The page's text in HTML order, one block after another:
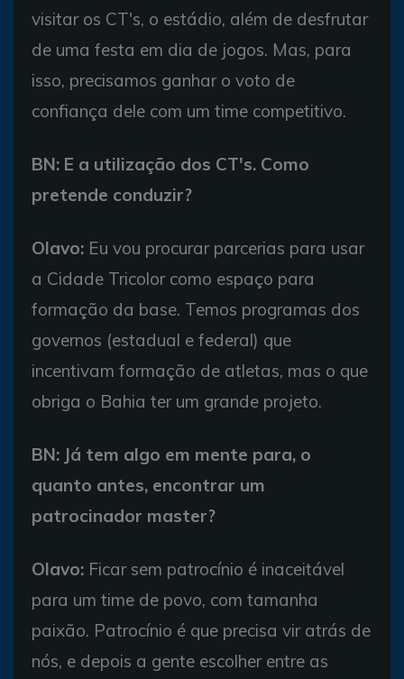
visitar os CT's, o estádio, além de desfrutar
de uma festa em dia de jogos. Mas, para
isso, precisamos ganhar o voto de
confiança dele com um time competitivo.
BN: E a utilização dos CT's. Como
pretende conduzir?
Olavo: Eu vou procurar parcerias para usar
a Cidade Tricolor como espaço para
formação da base. Temos programas dos
governos (estadual e federal) que
incentivam formação de atletas, mas o que
obriga o Bahia ter um grande projeto.
BN: Já tem algo em mente para, o
quanto antes, encontrar um
patrocinador master?
Olavo: Ficar sem patrocínio é inaceitável
para um time de povo, com tamanha
paixão. Patrocínio é que precisa vir atrás de
nós, e depois a gente escolher entre as